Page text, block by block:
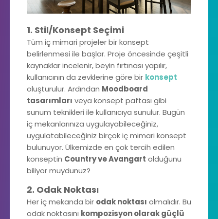
1. Stil/Konsept Seçimi
Tüm iç mimari projeler bir konsept
belirlenmesi ile başlar. Proje öncesinde çeşitli
kaynaklar incelenir, beyin fırtınası yapılır,
kullanıcının da zevklerine göre bir konsept
oluşturulur. Ardından Moodboard
tasarımları veya konsept paftası gibi
sunum teknikleri ile kullanıcıya sunulur. Bugün
iç mekanlarınıza uygulayabileceğiniz,
uygulatabileceğiniz birçok iç mimari konsept
bulunuyor. Ülkemizde en çok tercih edilen
konseptin Country ve Avangart olduğunu
biliyor muydunuz?
2. Odak Noktası
Her iç mekanda bir odak noktası olmalıdır. Bu
odak noktasını kompozisyon olarak güçlü